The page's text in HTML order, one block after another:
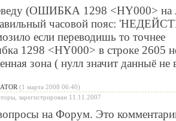
(ОШИБКА 1298 <HY000> на
часовой пояс:
если переводишь то точнее
1298 <HY000> в строке 2605
зона ( нулл значит данныё не
(1 марта 2008 06:40)
зарегистрирован 11.11.2007
на Форум. Это